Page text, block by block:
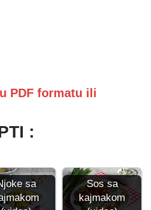
PDF formatu ili
:
sa
Sos sa
kajmakom